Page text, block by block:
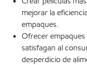
mejorar la
empaques.
Ofrecer
satisfagan al
desperdicio de